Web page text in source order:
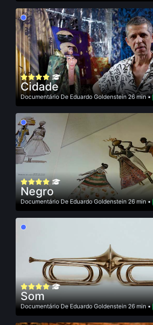
Cidade
Documentário De Eduardo Goldenstein26 min •
Negro
DocumentárioDeEduardo Goldenstein26 min •
Som
DocumentárioDeEduardo Goldenstein26 min •